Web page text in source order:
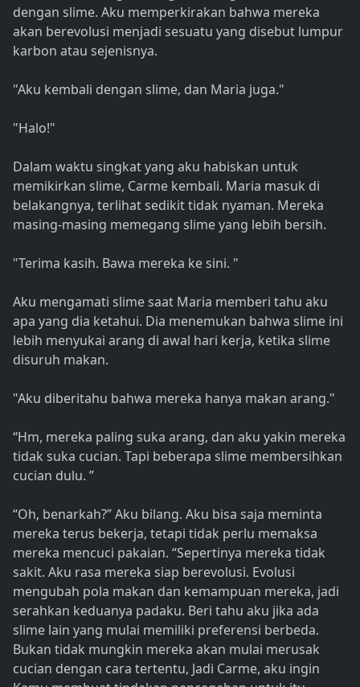
dengan slime. Aku memperkirakan bahwa mereka
akan berevolusi menjadi sesuatu yang disebut lumpur
karbon atau sejenisnya.
"Aku kembali dengan slime, dan Maria juga."
"Halo!"
Dalam waktu singkat yang aku habiskan untuk
memikirkan slime, Carme kembali. Maria masuk di
belakangnya, terlihat sedikit tidak nyaman. Mereka
masing-masing memegang slime yang lebih bersih.
"Terima kasih. Bawa mereka ke sini. "
Aku mengamati slime saat Maria memberi tahu aku
apa yang dia ketahui. Dia menemukan bahwa slime ini
lebih menyukai arang di awal hari kerja, ketika slime
disuruh makan.
"Aku diberitahu bahwa mereka hanya makan arang."
“Hm, mereka paling suka arang, dan aku yakin mereka
tidak suka cucian. Tapi beberapa slime membersihkan
cucian dulu. ”
“Oh, benarkah?” Aku bilang. Aku bisa saja meminta
mereka terus bekerja, tetapi tidak perlu memaksa
mereka mencuci pakaian. “Sepertinya mereka tidak
sakit. Aku rasa mereka siap berevolusi. Evolusi
mengubah pola makan dan kemampuan mereka, jadi
serahkan keduanya padaku. Beri tahu aku jika ada
slime lain yang mulai memiliki preferensi berbeda.
Bukan tidak mungkin mereka akan mulai merusak
cucian dengan cara tertentu, Jadi Carme, aku ingin